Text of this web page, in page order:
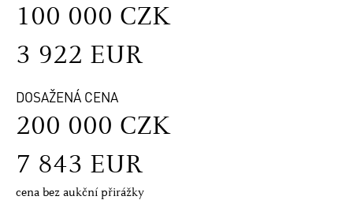
100 000 CZK
3 922 EUR
DOSAŽENÁ CENA
200 000 CZK
7 843 EUR
cena bez aukční přirážky